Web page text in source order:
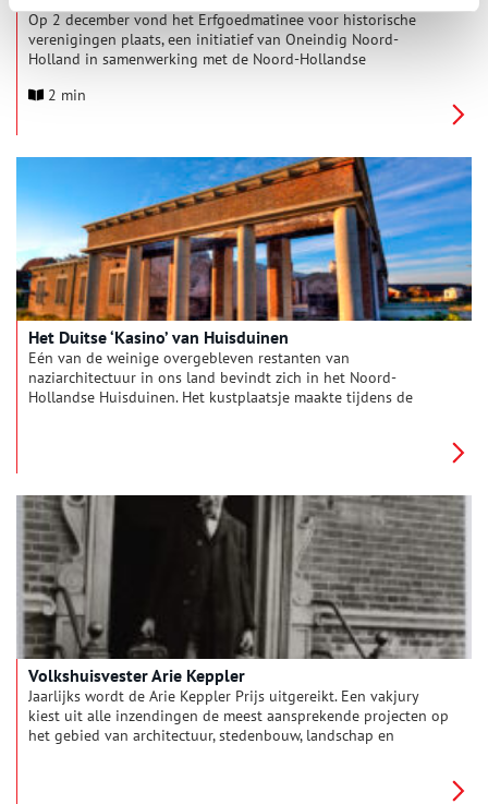
Op 2 december vond het Erfgoedmatinee voor historische
verenigingen plaats, een initiatief van Oneindig Noord-
Holland in samenwerking met de Noord-Hollandse
Erfgoedadvies. Onderwerpen zoals de Omgevingswet, het
webinar terug.
2 min
Het Duitse ‘Kasino’ van Huisduinen
Eén van de weinige overgebleven restanten van
naziarchitectuur in ons land bevindt zich in het Noord-
Hollandse Huisduinen. Het kustplaatsje maakte tijdens de
Volkshuisvester Arie Keppler
Jaarlijks wordt de Arie Keppler Prijs uitgereikt. Een vakjury
kiest uit alle inzendingen de meest aansprekende projecten op
het gebied van architectuur, stedenbouw, landschap en